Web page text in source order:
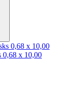
0,68 x 10,00